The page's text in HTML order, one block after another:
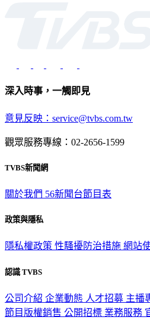
深入時事，一觸即見
意見反映：service@tvbs.com.tw
觀眾服務專線：02-2656-1599
TVBS新聞網
關於我們 56新聞台節目表
政策與隱私
隱私權政策 性騷擾防治措施 網站
認識 TVBS
公司介紹 企業動態 人才招募 主播
節目版權銷售 公開招標 業務服務